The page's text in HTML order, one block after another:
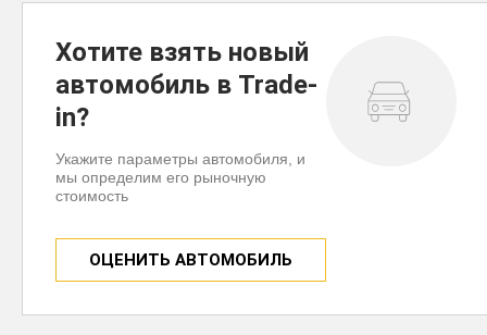
Хотите взять новый
автомобиль в Trade-
in?
Укажите параметры автомобиля, и
мы определим его рыночную
стоимость
ОЦЕНИТЬ АВТОМОБИЛЬ